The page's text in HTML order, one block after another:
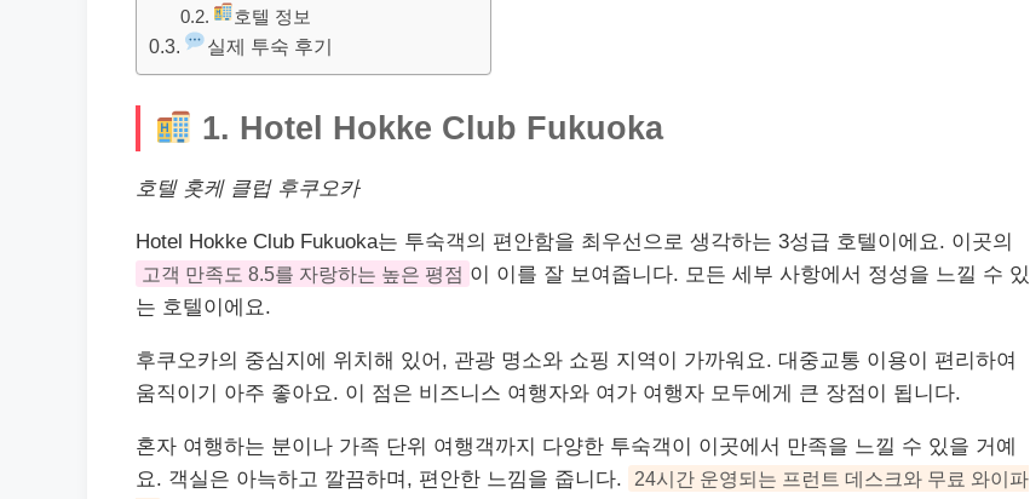
호텔 정보
실제 투숙 후기
1. Hotel Hokke Club Fukuoka
호텔 홋케 클럽 후쿠오카
Hotel Hokke Club Fukuoka는 투숙객의 편안함을 최우선으로 생각하는 3성급 호텔이에요. 이곳의
고객 만족도 8.5를 자랑하는 높은 평점 이 이를 잘 보여줍니다. 모든 세부 사항에서 정성을 느낄 수 있
는 호텔이에요.
후쿠오카의 중심지에 위치해 있어, 관광 명소와 쇼핑 지역이 가까워요. 대중교통 이용이 편리하여
움직이기 아주 좋아요. 이 점은 비즈니스 여행자와 여가 여행자 모두에게 큰 장점이 됩니다.
혼자 여행하는 분이나 가족 단위 여행객까지 다양한 투숙객이 이곳에서 만족을 느낄 수 있을 거예
요. 객실은 아늑하고 깔끔하며, 편안한 느낌을 줍니다.
24시간 운영되는 프런트 데스크와 무료 와이파